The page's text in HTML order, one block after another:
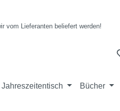
vom Lieferanten beliefert werden!
Jahreszeitentisch Bücher